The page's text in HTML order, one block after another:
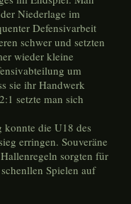
Niederlage im
Defensivarbeit
schwer und setzten
wieder kleine
um
sie ihr Handwerk
setzte man sich
konnte die U18 des
erringen. Souveräne
sorgten für
Spielen auf